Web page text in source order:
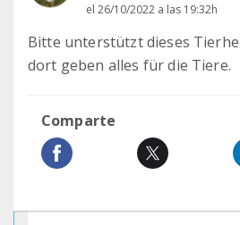
el 26/10/2022 a las 19:32h
Bitte unterstützt dieses
dort geben alles für die Tiere.
Comparte